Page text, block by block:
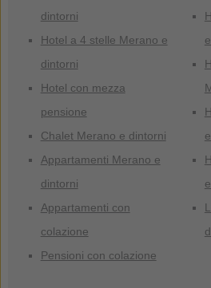
dintorni
Hotel a 4 stelle Merano e
dintorni
Hotel con mezza
pensione
Chalet Merano e dintorni
Appartamenti Merano e
dintorni
Appartamenti con
colazione
Pensioni con colazione